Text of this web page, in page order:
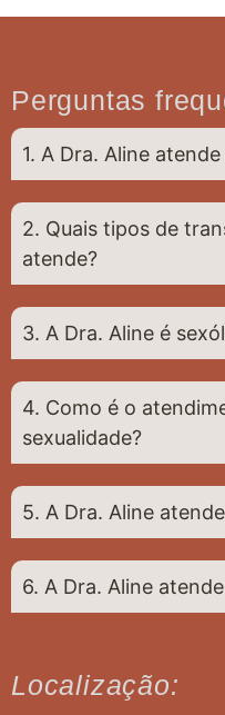
Perguntas
1. A Dra. Aline
2. Quais tipos de
atende?
3. A Dra. Aline é
4. Como é o
sexualidade?
5. A Dra. Aline
6. A Dra. Aline
Localização: